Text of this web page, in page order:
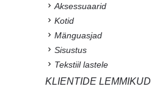
Aksessuaarid
Kotid
Mänguasjad
Sisustus
Tekstiil lastele
KLIENTIDE LEMMIKUD